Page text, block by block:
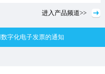
进入 产品频道>>
字化电子发票的通知